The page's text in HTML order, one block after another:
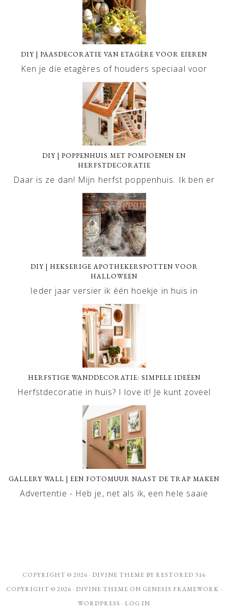
DIY | PAASDECORATIE VAN ETAGÈRE VOOR EIEREN
Ken je die etagères of houders speciaal voor
DIY | POPPENHUIS MET POMPOENEN EN
HERFSTDECORATIE
Daar is ze dan! Mijn herfst poppenhuis. Ik ben er
DIY | HEKSERIGE APOTHEKERSPOTTEN VOOR
HALLOWEEN
Ieder jaar versier ik één hoekje in huis in
HERFSTIGE WANDDECORATIE: SIMPELE IDEËEN
Herfstdecoratie in huis? I love it! Je kunt zoveel
GALLERY WALL | EEN FOTOMUUR NAAST DE TRAP MAKEN
Advertentie - Heb je, net als ik, een hele saaie
COPYRIGHT © 2026 · DIVINE THEME BY RESTORED 316
COPYRIGHT © 2026 · DIVINE THEME ON GENESIS FRAMEWORK ·
WORDPRESS · LOG IN